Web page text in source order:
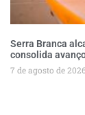
Serra Branca
consolida
7 de agosto de 2026